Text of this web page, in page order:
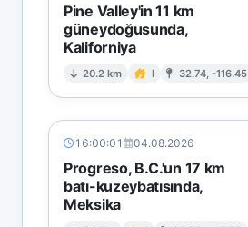
Pine Valley'in 11 km
güneydoğusunda,
Kaliforniya
20.2 km I 32.74, -116.45
16:00:01 04.08.2026
Progreso, B.C.'un 17 km
batı-kuzeybatısında,
Meksika